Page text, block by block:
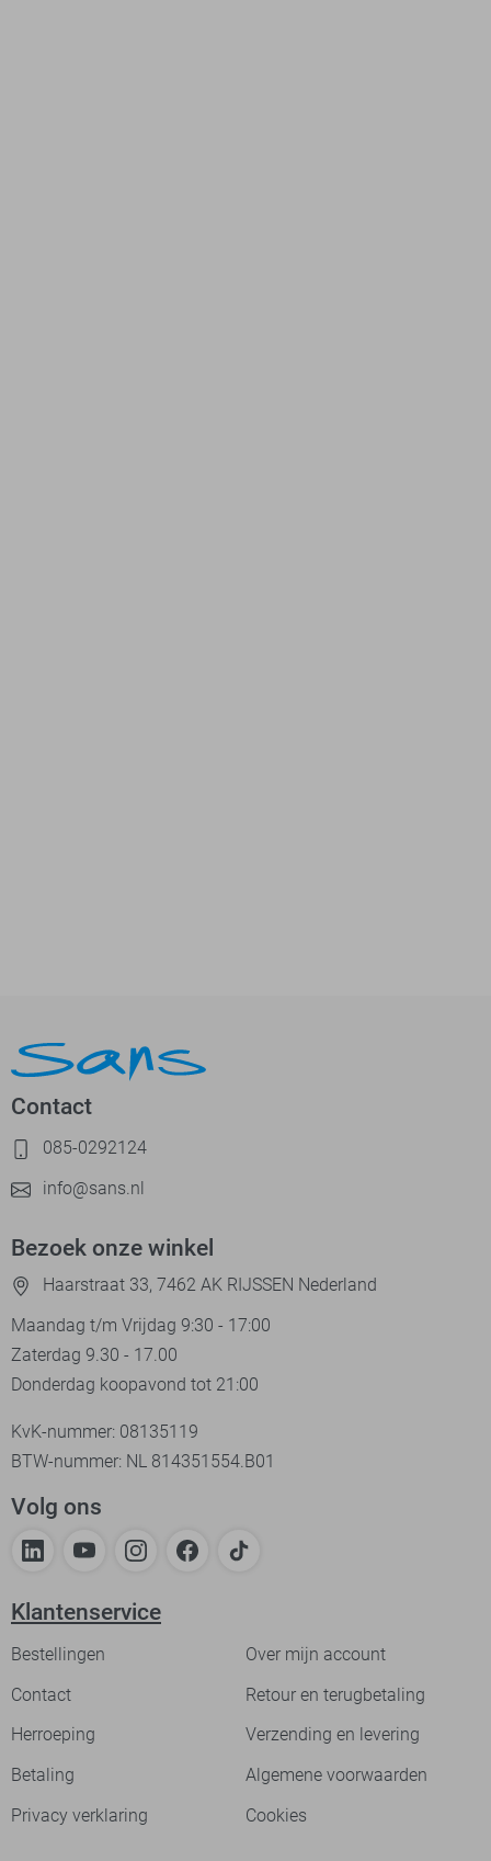
Contact
085-0292124
info@sans.nl
Bezoek onze winkel
Haarstraat 33, 7462 AK RIJSSEN Nederland
Maandag t/m Vrijdag 9:30 - 17:00
Zaterdag 9.30 - 17.00
Donderdag koopavond tot 21:00
KvK-nummer: 08135119
BTW-nummer: NL 814351554.B01
Volg ons
Klantenservice
Bestellingen
Over mijn account
Contact
Retour en terugbetaling
Herroeping
Verzending en levering
Betaling
Algemene voorwaarden
Privacy verklaring
Cookies